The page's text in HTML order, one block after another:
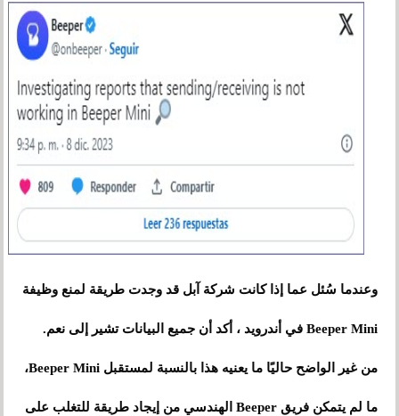
وعندما سُئل عما إذا كانت شركة آبل قد وجدت طريقة لمنع وظيفة
Beeper Mini في أندرويد ، أكد أن جميع البيانات تشير إلى نعم.
من غير الواضح حاليًا ما يعنيه هذا بالنسبة لمستقبل Beeper Mini،
ما لم يتمكن فريق Beeper الهندسي من إيجاد طريقة للتغلب على